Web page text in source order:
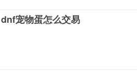
dnf宠物蛋怎么交易